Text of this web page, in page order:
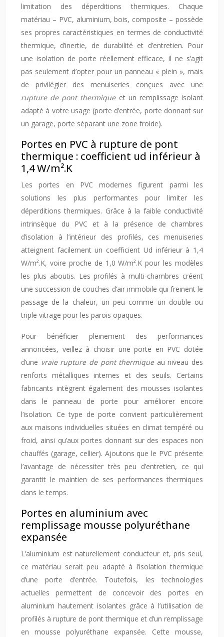
limitation des déperditions thermiques. Chaque
matériau – PVC, aluminium, bois, composite – possède
ses propres caractéristiques en termes de conductivité
thermique, d’inertie, de durabilité et d’entretien. Pour
une isolation de porte réellement efficace, il ne s’agit
pas seulement d’opter pour un panneau « plein », mais
de privilégier des menuiseries conçues avec une
rupture de pont thermiqueet un remplissage isolant
adapté à votre usage (porte d’entrée, porte donnant sur
un garage, porte séparant une zone froide).
Portes en PVC à rupture de pont
thermique : coefficient ud inférieur à
1,4 W/m².K
Les portes en PVC modernes figurent parmi les
solutions les plus performantes pour limiter les
déperditions thermiques. Grâce à la faible conductivité
intrinsèque du PVC et à la présence de chambres
d’isolation à l’intérieur des profilés, ces menuiseries
atteignent facilement un coefficient Ud inférieur à 1,4
W/m².K, voire proche de 1,0 W/m².K pour les modèles
les plus aboutis. Les profilés à multi-chambres créent
une succession de couches d’air immobile qui freinent le
passage de la chaleur, un peu comme un double ou
triple vitrage pour les parois opaques.
Pour bénéficier pleinement des performances
annoncées, veillez à choisir une porte en PVC dotée
d’une vraie rupture de pont thermiqueau niveau des
renforts métalliques internes et des seuils. Certains
fabricants intègrent également des mousses isolantes
dans le panneau de porte pour améliorer encore
l’isolation. Ce type de porte convient particulièrement
aux maisons individuelles situées en climat tempéré ou
froid, ainsi qu’aux portes donnant sur des espaces non
chauffés (garage, cellier). Ajoutons que le PVC présente
l’avantage de nécessiter très peu d’entretien, ce qui
garantit le maintien de ses performances thermiques
dans le temps.
Portes en aluminium avec
remplissage mousse polyuréthane
expansée
L’aluminium est naturellement conducteur et, pris seul,
ce matériau serait peu adapté à l’isolation thermique
d’une porte d’entrée. Toutefois, les technologies
actuelles permettent de concevoir des portes en
aluminium hautement isolantes grâce à l’utilisation de
profilés à rupture de pont thermique et d’un remplissage
en mousse polyuréthane expansée. Cette mousse,